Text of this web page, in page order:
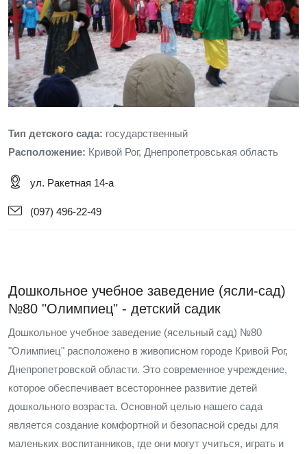
Тип детского сада: государственный
Расположение: Кривой Рог, Днепропетровськая область
ул. Ракетная 14-а
(097) 496-22-49
Дошкольное учебное заведение (ясли-сад)
№80 "Олимпиец" - детский садик
Дошкольное учебное заведение (ясельный сад) №80
"Олимпиец" расположено в живописном городе Кривой Рог,
Днепропетровской области. Это современное учреждение,
которое обеспечивает всестороннее развитие детей
дошкольного возраста. Основной целью нашего сада
является создание комфортной и безопасной среды для
маленьких воспитанников, где они могут учиться, играть и